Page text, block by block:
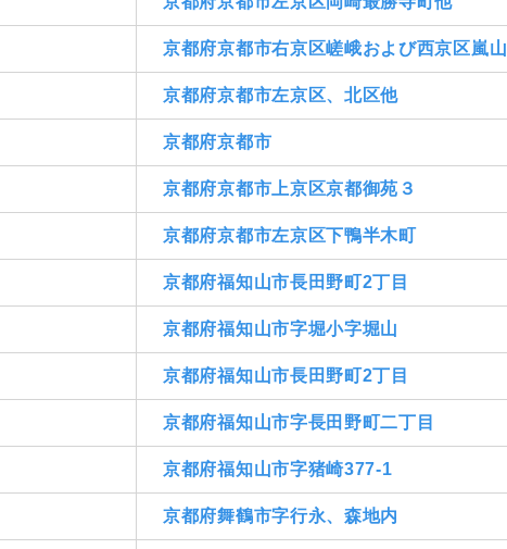
京都府京都市右京区嵯峨および西京区嵐山
京都府京都市左京区、北区他
京都府京都市
京都府京都市上京区京都御苑３
京都府京都市左京区下鴨半木町
京都府福知山市長田野町2丁目
京都府福知山市字堀小字堀山
京都府福知山市長田野町2丁目
京都府福知山市字長田野町二丁目
京都府福知山市字猪崎377-1
京都府舞鶴市字行永、森地内